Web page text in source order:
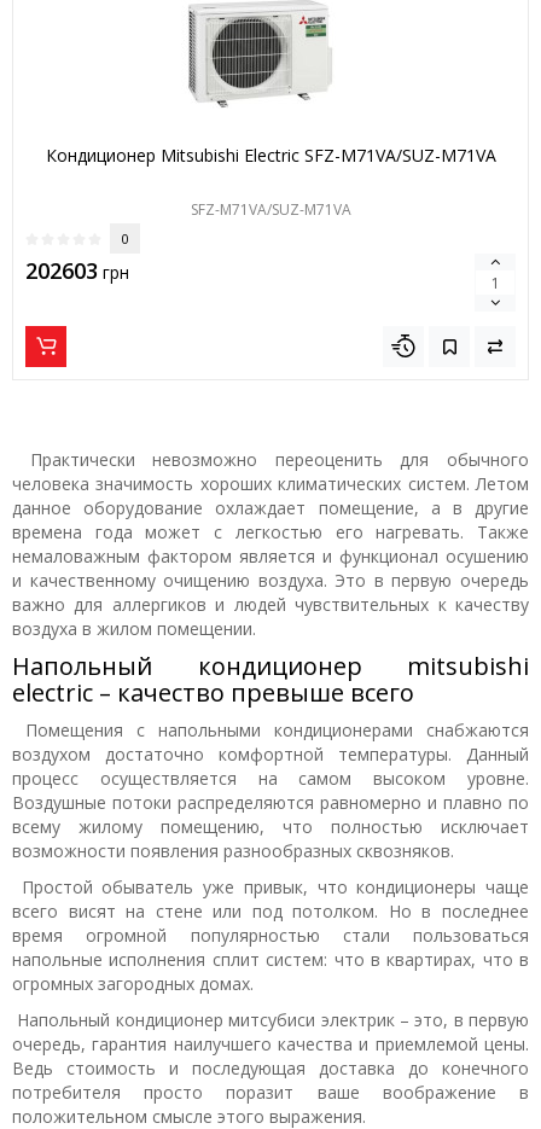
Кондиционер Mitsubishi Electric SFZ-M71VA/SUZ-M71VA
SFZ-M71VA/SUZ-M71VA
0
202603 грн
Практически невозможно переоценить для обычного
человека значимость хороших климатических систем. Летом
данное оборудование охлаждает помещение, а в другие
времена года может с легкостью его нагревать. Также
немаловажным фактором является и функционал осушению
и качественному очищению воздуха. Это в первую очередь
важно для аллергиков и людей чувствительных к качеству
воздуха в жилом помещении.
Напольный кондиционер mitsubishi
electric – качество превыше всего
Помещения с напольными кондиционерами снабжаются
воздухом достаточно комфортной температуры. Данный
процесс осуществляется на самом высоком уровне.
Воздушные потоки распределяются равномерно и плавно по
всему жилому помещению, что полностью исключает
возможности появления разнообразных сквозняков.
Простой обыватель уже привык, что кондиционеры чаще
всего висят на стене или под потолком. Но в последнее
время огромной популярностью стали пользоваться
напольные исполнения сплит систем: что в квартирах, что в
огромных загородных домах.
Напольный кондиционер митсубиси электрик – это, в первую
очередь, гарантия наилучшего качества и приемлемой цены.
Ведь стоимость и последующая доставка до конечного
потребителя просто поразит ваше воображение в
положительном смысле этого выражения.